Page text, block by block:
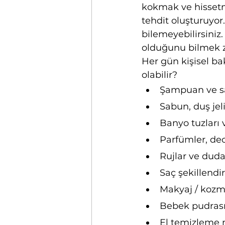
kokmak ve
tehdit oluşturuyor.
olduğunu bilmek
Her gün kişisel
olabilir?
Şampuan ve
Sabun, duş jeli
Banyo tuzları
Parfümler,
Rujlar ve
Saç
Makyaj /
Bebek
El temizleme